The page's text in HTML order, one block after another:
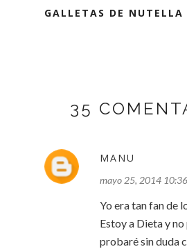
GALLETAS DE NUTELLA
35
MANU
mayo 25, 2014 10:36
Yo era tan fan de
Estoy a Dieta y
probaré sin duda